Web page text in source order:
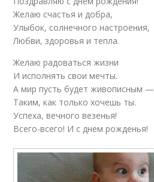
Желаю счастья и добра,
Улыбок, солнечного настроения,
Любви, здоровья и тепла.
Желаю радоваться жизни
И исполнять свои мечты.
А мир пусть будет живописным —
Таким, как только хочешь ты.
Успеха, вечного везенья!
Всего-всего! И с днем рожденья!